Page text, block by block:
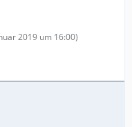
2019 um 16:00)